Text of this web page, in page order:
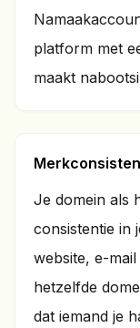
platform met
maakt
Je domein als
consistentie in
website, e-
hetzelfde
dat iemand je